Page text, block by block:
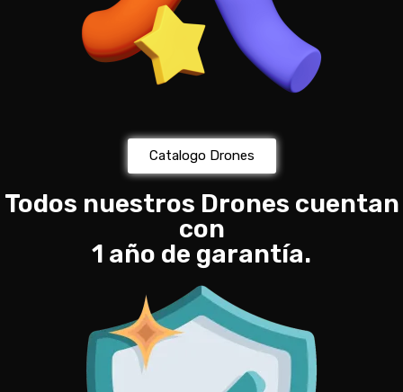
Catalogo Drones
Todos nuestros Drones cuentan
con
1 año de garantía.